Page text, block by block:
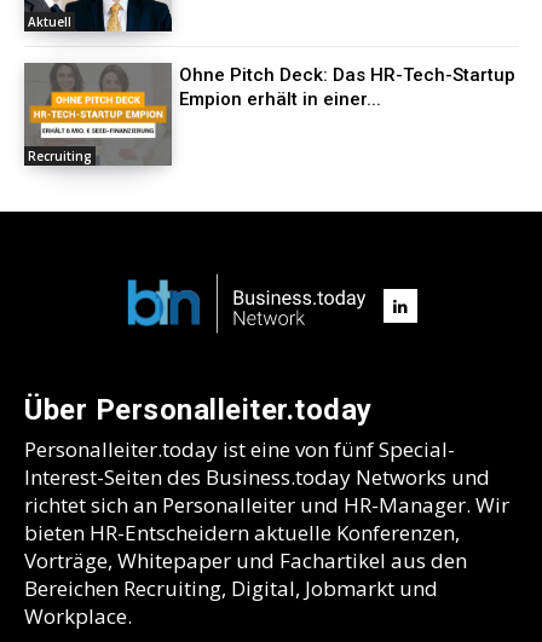
Aktuell
Recruiting
Ohne Pitch Deck: Das HR-Tech-Startup
Empion erhält in einer...
Über Personalleiter.today
Personalleiter.today ist eine von fünf Special-
Interest-Seiten des Business.today Networks und
richtet sich an Personalleiter und HR-Manager. Wir
bieten HR-Entscheidern aktuelle Konferenzen,
Vorträge, Whitepaper und Fachartikel aus den
Bereichen Recruiting, Digital, Jobmarkt und
Workplace.